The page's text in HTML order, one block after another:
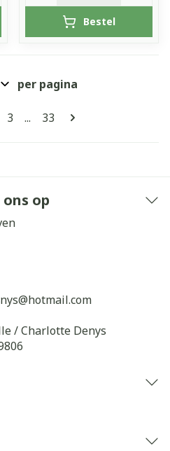
Bestel
Pagina's
momenteel pagina
Pagina
3 ... Pagina
33
per pagina
op
hotmail.com
/ Charlotte Denys